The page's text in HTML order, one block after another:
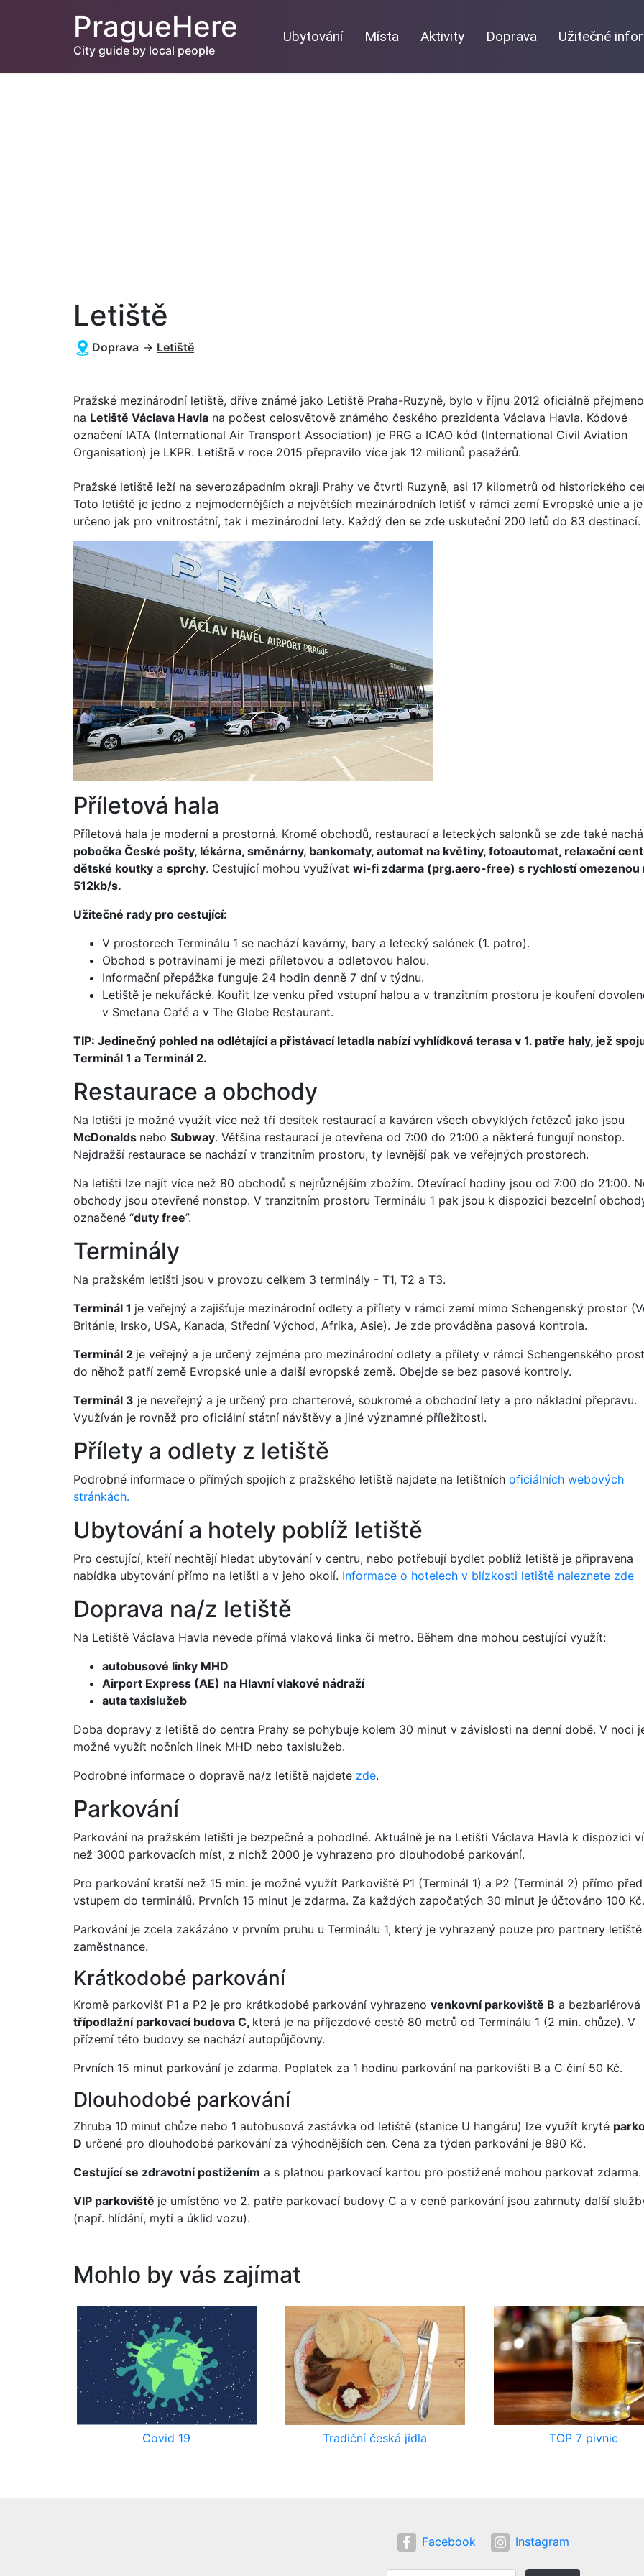
PragueHere
City guide by local people
Ubytování Místa Aktivity Doprava Užitečné
Letiště
Doprava → Letiště
Pražské mezinárodní letiště, dříve známé jako Letiště Praha-Ruzyně, bylo v říjnu 2012 oficiálně
na Letiště Václava Havla na počest celosvětově známého českého prezidenta Václava Havla. Kódové
označení IATA (International Air Transport Association) je PRG a ICAO kód (International Civil Aviation
Organisation) je LKPR. Letiště v roce 2015 přepravilo více jak 12 milionů pasažérů.
Pražské letiště leží na severozápadním okraji Prahy ve čtvrti Ruzyně, asi 17 kilometrů od historického
Toto letiště je jedno z nejmodernějších a největších mezinárodních letišť v rámci zemí Evropské unie a je
určeno jak pro vnitrostátní, tak i mezinárodní lety. Každý den se zde uskuteční 200 letů do 83 destinací.
Příletová hala
Příletová hala je moderní a prostorná. Kromě obchodů, restaurací a leteckých salonků se zde také
pobočka České pošty, lékárna, směnárny, bankomaty, automat na květiny, fotoautomat, relaxační
dětské koutky a sprchy. Cestující mohou využívat wi-fi zdarma (prg.aero-free) s rychlostí omezenou
512kb/s.
Užitečné rady pro cestující:
V prostorech Terminálu 1 se nachází kavárny, bary a letecký salónek (1. patro).
Obchod s potravinami je mezi příletovou a odletovou halou.
Informační přepážka funguje 24 hodin denně 7 dní v týdnu.
Letiště je nekuřácké. Kouřit lze venku před vstupní halou a v tranzitním prostoru je kouření
v Smetana Café a v The Globe Restaurant.
TIP: Jedinečný pohled na odlétající a přistávací letadla nabízí vyhlídková terasa v 1. patře haly, jež
Terminál 1 a Terminál 2.
Restaurace a obchody
Na letišti je možné využít více než tří desítek restaurací a kaváren všech obvyklých řetězců jako jsou
McDonalds nebo Subway. Většina restaurací je otevřena od 7:00 do 21:00 a některé fungují nonstop.
Nejdražší restaurace se nachází v tranzitním prostoru, ty levnější pak ve veřejných prostorech.
Na letišti lze najít více než 80 obchodů s nejrůznějším zbožím. Otevírací hodiny jsou od 7:00 do 21:00.
obchody jsou otevřené nonstop. V tranzitním prostoru Terminálu 1 pak jsou k dispozici bezcelní
označené “duty free”.
Terminály
Na pražském letišti jsou v provozu celkem 3 terminály - T1, T2 a T3.
Terminál 1 je veřejný a zajišťuje mezinárodní odlety a přílety v rámci zemí mimo Schengenský prostor
Británie, Irsko, USA, Kanada, Střední Východ, Afrika, Asie). Je zde prováděna pasová kontrola.
Terminál 2 je veřejný a je určený zejména pro mezinárodní odlety a přílety v rámci Schengenského
do něhož patří země Evropské unie a další evropské země. Obejde se bez pasové kontroly.
Terminál 3 je neveřejný a je určený pro charterové, soukromé a obchodní lety a pro nákladní přepravu.
Využíván je rovněž pro oficiální státní návštěvy a jiné významné příležitosti.
Přílety a odlety z letiště
Podrobné informace o přímých spojích z pražského letiště najdete na letištních oficiálních webových
stránkách.
Ubytování a hotely poblíž letiště
Pro cestující, kteří nechtějí hledat ubytování v centru, nebo potřebují bydlet poblíž letiště je připravena
nabídka ubytování přímo na letišti a v jeho okolí. Informace o hotelech v blízkosti letiště naleznete zde
Doprava na/z letiště
Na Letiště Václava Havla nevede přímá vlaková linka či metro. Během dne mohou cestující využít:
autobusové linky MHD
Airport Express (AE) na Hlavní vlakové nádraží
auta taxislužeb
Doba dopravy z letiště do centra Prahy se pohybuje kolem 30 minut v závislosti na denní době. V noci
možné využít nočních linek MHD nebo taxislužeb.
Podrobné informace o dopravě na/z letiště najdete zde.
Parkování
Parkování na pražském letišti je bezpečné a pohodlné. Aktuálně je na Letišti Václava Havla k dispozici
než 3000 parkovacích míst, z nichž 2000 je vyhrazeno pro dlouhodobé parkování.
Pro parkování kratší než 15 min. je možné využít Parkoviště P1 (Terminál 1) a P2 (Terminál 2) přímo před
vstupem do terminálů. Prvních 15 minut je zdarma. Za každých započatých 30 minut je účtováno 100 Kč.
Parkování je zcela zakázáno v prvním pruhu u Terminálu 1, který je vyhrazený pouze pro partnery letiště
zaměstnance.
Krátkodobé parkování
Kromě parkovišť P1 a P2 je pro krátkodobé parkování vyhrazeno venkovní parkoviště B a bezbariérová
třípodlažní parkovací budova C, která je na příjezdové cestě 80 metrů od Terminálu 1 (2 min. chůze). V
přízemí této budovy se nachází autopůjčovny.
Prvních 15 minut parkování je zdarma. Poplatek za 1 hodinu parkování na parkovišti B a C činí 50 Kč.
Dlouhodobé parkování
Zhruba 10 minut chůze nebo 1 autobusová zastávka od letiště (stanice U hangáru) lze využít kryté
D určené pro dlouhodobé parkování za výhodnějších cen. Cena za týden parkování je 890 Kč.
Cestující se zdravotní postižením a s platnou parkovací kartou pro postižené mohou parkovat zdarma.
VIP parkoviště je umístěno ve 2. patře parkovací budovy C a v ceně parkování jsou zahrnuty další
(např. hlídání, mytí a úklid vozu).
Mohlo by vás zajímat
Covid 19 Tradiční česká jídla TOP 7 pivnic
Facebook Instagram